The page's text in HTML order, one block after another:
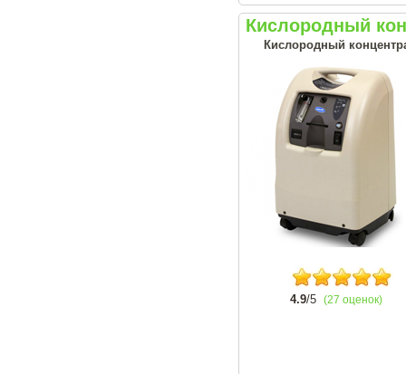
Кислородный
Кислородный
4.9/5 (27 оценок)